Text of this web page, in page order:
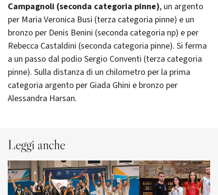
Campagnoli (seconda categoria pinne), un argento
per Maria Veronica Busi (terza categoria pinne) e un
bronzo per Denis Benini (seconda categoria np) e per
Rebecca Castaldini (seconda categoria pinne). Si ferma
a un passo dal podio Sergio Conventi (terza categoria
pinne). Sulla distanza di un chilometro per la prima
categoria argento per Giada Ghini e bronzo per
Alessandra Harsan.
Leggi anche